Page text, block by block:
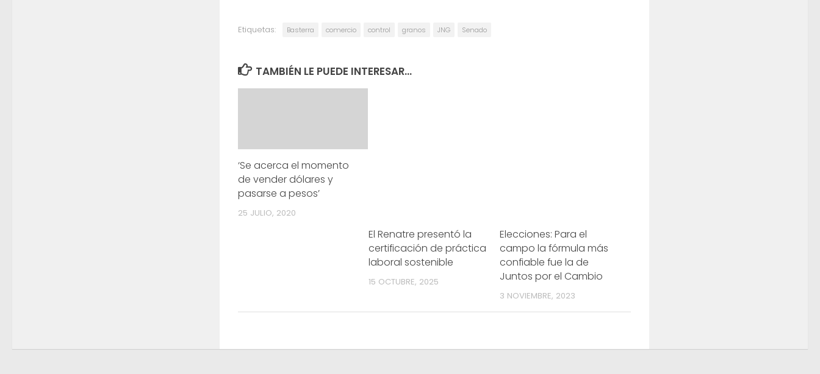
Etiquetas: Basterra comercio control granos JNG Senado
TAMBIÉN LE PUEDE INTERESAR...
‘Se acerca el momento
de vender dólares y
pasarse a pesos’
25 JULIO, 2020
El Renatre presentó la
certificación de práctica
laboral sostenible
15 OCTUBRE, 2025
Elecciones: Para el
campo la fórmula más
confiable fue la de
Juntos por el Cambio
3 NOVIEMBRE, 2023